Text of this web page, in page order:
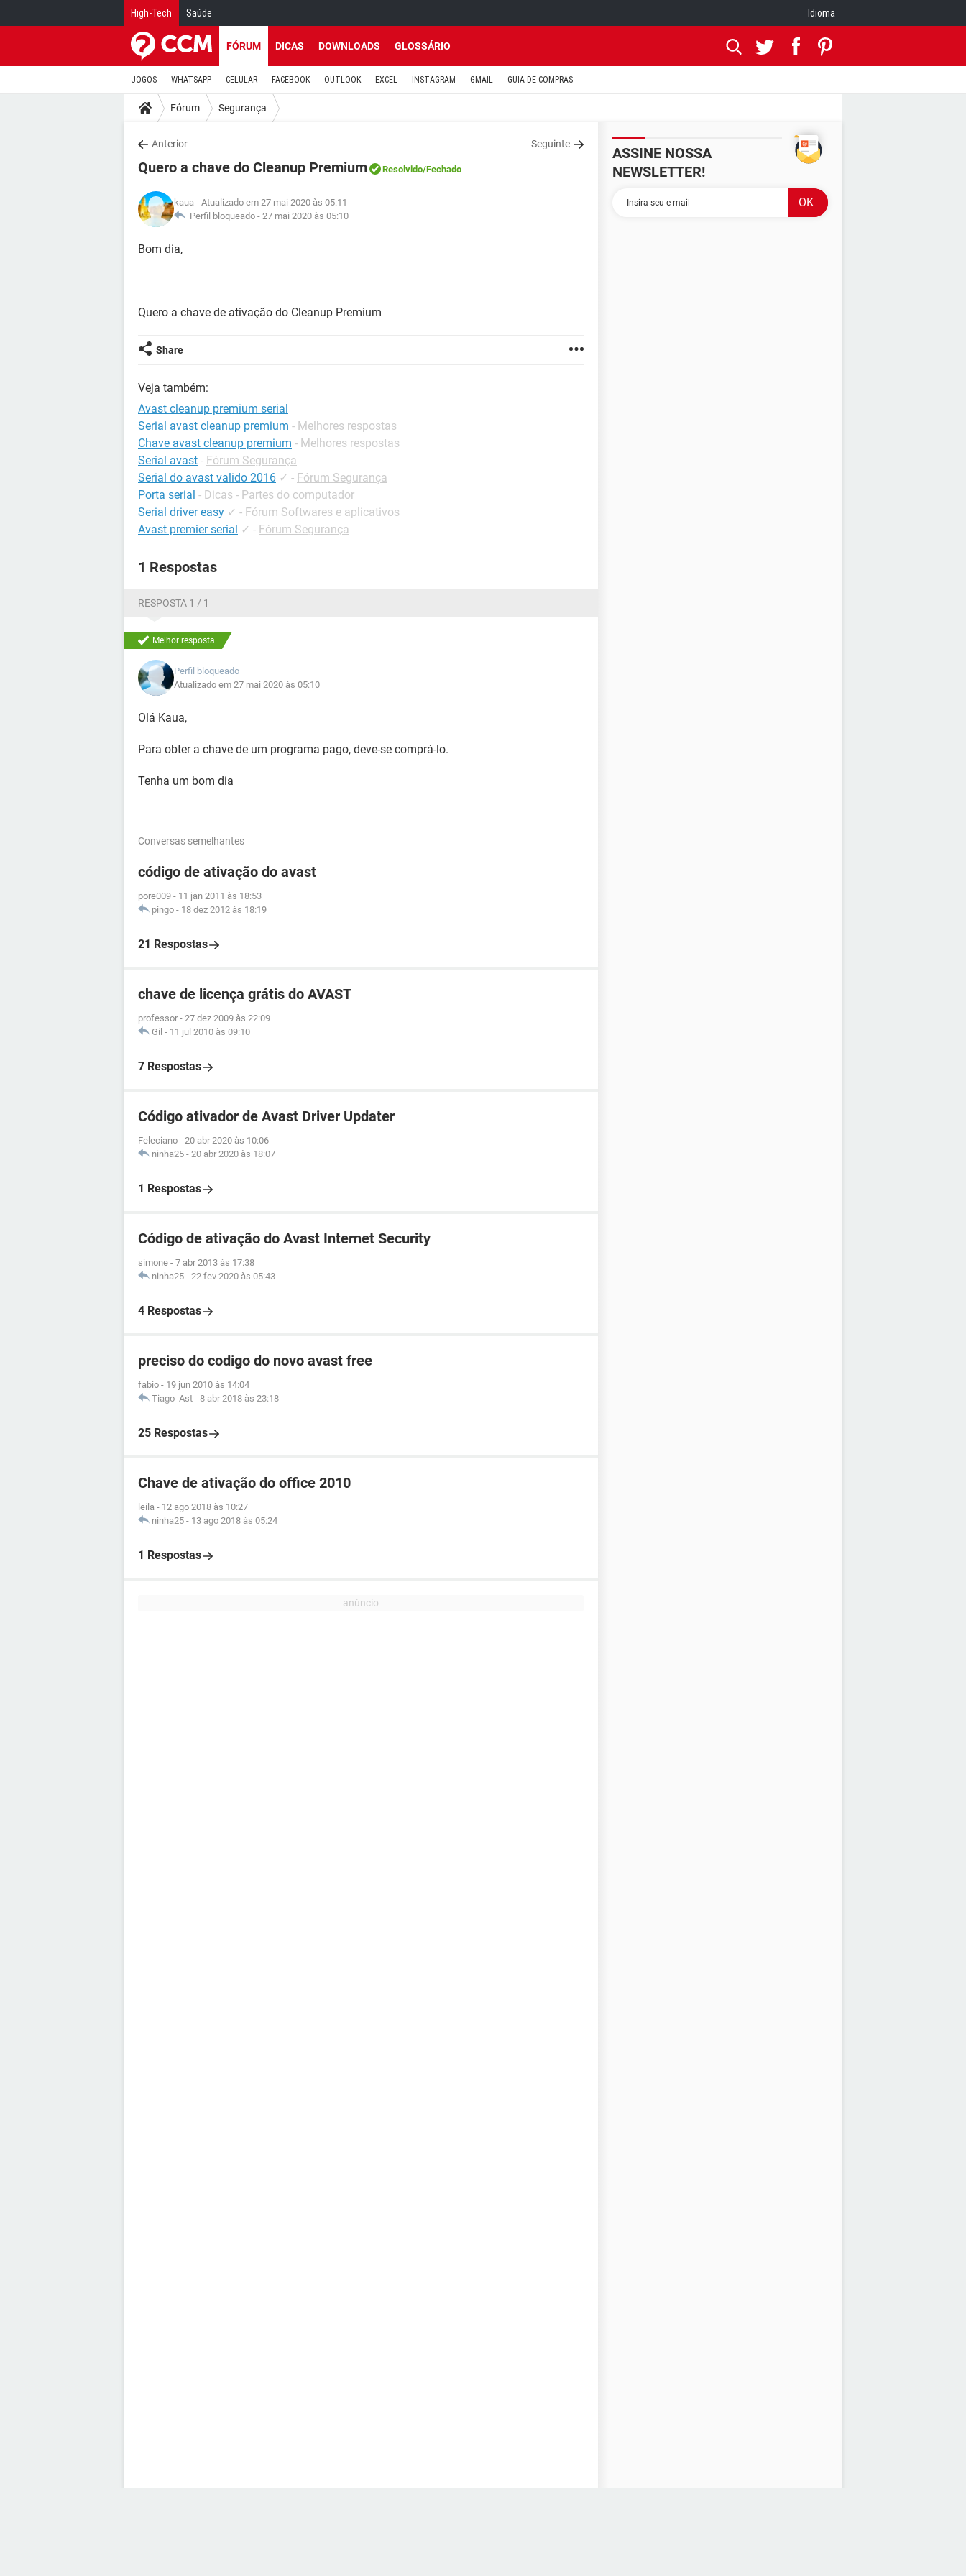
High-Tech Saúde Idioma
FÓRUM DICAS DOWNLOADS GLOSSÁRIO
JOGOS WHATSAPP CELULAR FACEBOOK OUTLOOK EXCEL INSTAGRAM GMAIL GUIA DE COMPRAS
Fórum Segurança
Anterior Seguinte
Quero a chave do Cleanup Premium Resolvido/Fechado
kaua - Atualizado em 27 mai 2020 às 05:11
Perfil bloqueado - 27 mai 2020 às 05:10
Bom dia,
Quero a chave de ativação do Cleanup Premium
Share
Veja também:
Avast cleanup premium serial
Serial avast cleanup premium - Melhores respostas
Chave avast cleanup premium - Melhores respostas
Serial avast - Fórum Segurança
Serial do avast valido 2016 ✓ - Fórum Segurança
Porta serial - Dicas - Partes do computador
Serial driver easy ✓ - Fórum Softwares e aplicativos
Avast premier serial ✓ - Fórum Segurança
1 Respostas
RESPOSTA 1 / 1
Melhor resposta
Perfil bloqueado
Atualizado em 27 mai 2020 às 05:10
Olá Kaua,
Para obter a chave de um programa pago, deve-se comprá-lo.
Tenha um bom dia
Conversas semelhantes
código de ativação do avast
pore009 - 11 jan 2011 às 18:53
pingo - 18 dez 2012 às 18:19
21 Respostas
chave de licença grátis do AVAST
professor - 27 dez 2009 às 22:09
Gil - 11 jul 2010 às 09:10
7 Respostas
Código ativador de Avast Driver Updater
Feleciano - 20 abr 2020 às 10:06
ninha25 - 20 abr 2020 às 18:07
1 Respostas
Código de ativação do Avast Internet Security
simone - 7 abr 2013 às 17:38
ninha25 - 22 fev 2020 às 05:43
4 Respostas
preciso do codigo do novo avast free
fabio - 19 jun 2010 às 14:04
Tiago_Ast - 8 abr 2018 às 23:18
25 Respostas
Chave de ativação do office 2010
leila - 12 ago 2018 às 10:27
ninha25 - 13 ago 2018 às 05:24
1 Respostas
ASSINE NOSSA
NEWSLETTER!